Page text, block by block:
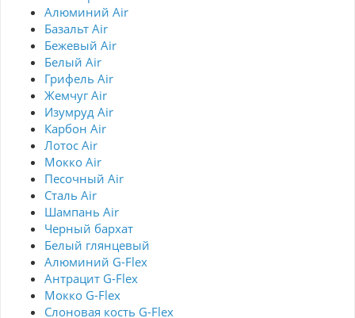
Алюминий Air
Базальт Air
Бежевый Air
Белый Air
Грифель Air
Жемчуг Air
Изумруд Air
Карбон Air
Лотос Air
Мокко Air
Песочный Air
Сталь Air
Шампань Air
Черный бархат
Белый глянцевый
Алюминий G-Flex
Антрацит G-Flex
Мокко G-Flex
Слоновая кость G-Flex